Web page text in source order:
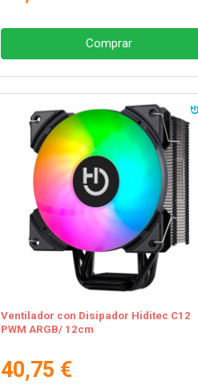
Comprar
Ventilador con Disipador Hiditec C12
PWM ARGB/ 12cm
40,75 €